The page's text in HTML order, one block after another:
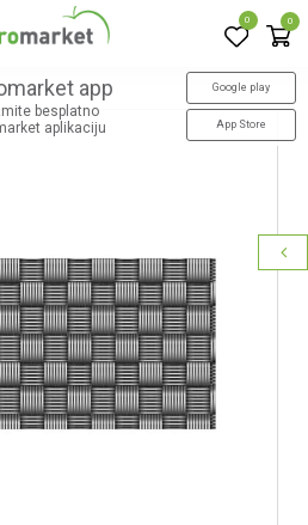
0 0
app
besplatno
aplikaciju
Google play
App Store